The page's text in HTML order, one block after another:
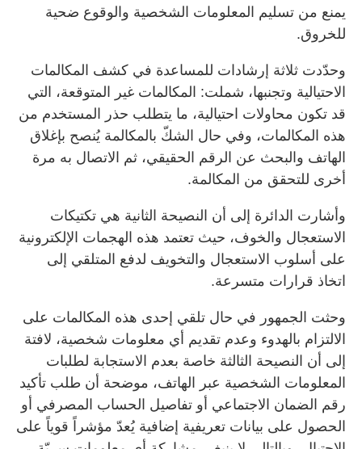
يمنع من تسليم المعلومات الشخصية والوقوع ضحية
للخروق.
وحدّدت ثلاثة إرشادات للمساعدة في كشف المكالمات
الاحتيالية وتجنبها، شملت: المكالمات غير المتوقعة، التي
قد تكون محاولات احتيالية، ما يتطلب حذر المستخدم من
هذه المكالمات، وفي حال الشكّ بالمكالمة يُنصح بإغلاق
الهاتف والبحث عن الرقم الحقيقي، ثم الاتصال به مرة
أخرى للتحقق من المكالمة.
وأشارت الدائرة إلى أن النصيحة الثانية هي تكتيكات
الاستعجال والخوف، حيث تعتمد هذه الهجمات الإلكترونية
على أسلوب الاستعجال والتخويف لدفع المتلقي إلى
اتخاذ قرارات متسرعة.
وحثت الجمهور في حال تلقي إحدى هذه المكالمات على
الالتزام بالهدوء وعدم تقديم أي معلومات شخصية، لافتة
إلى أن النصيحة الثالثة خاصة بعدم الاستجابة لطلبات
المعلومات الشخصية عبر الهاتف، موضحة أن طلب تأكيد
رقم الضمان الاجتماعي أو تفاصيل الحساب المصرفي أو
الحصول على بيانات تعريفية إضافية يُعدّ مؤشراً قوياً على